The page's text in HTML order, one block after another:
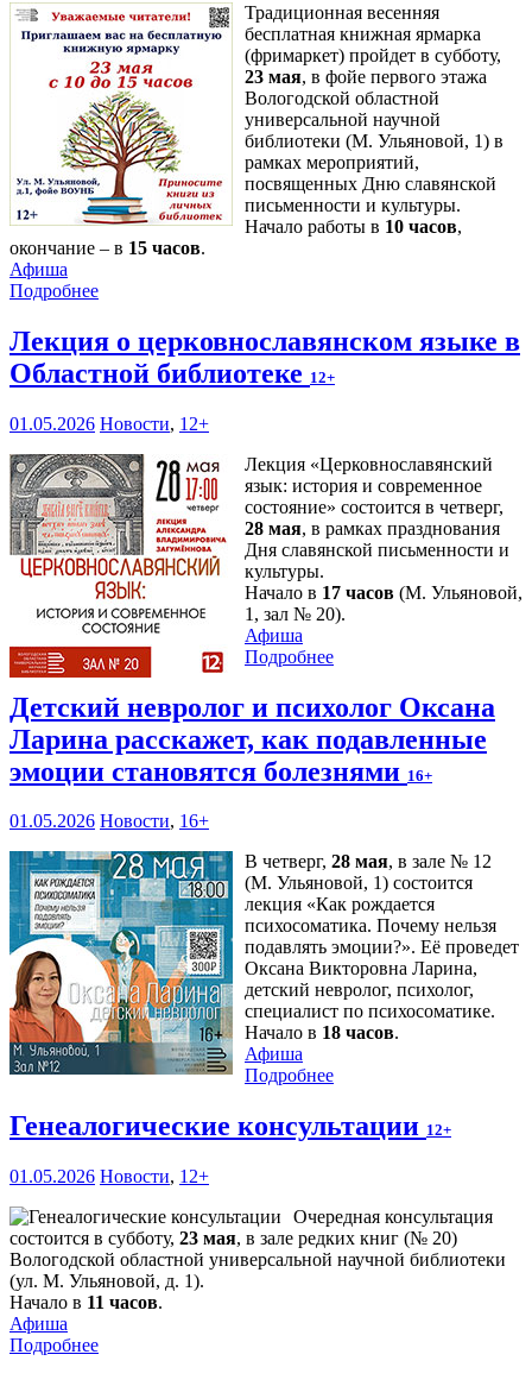
Традиционная весенняя
бесплатная книжная ярмарка
(фримаркет) пройдет в субботу,
23 мая, в фойе первого этажа
Вологодской областной
универсальной научной
библиотеки (М. Ульяновой, 1) в
рамках мероприятий,
посвященных Дню славянской
письменности и культуры.
Начало работы в 10 часов,
окончание – в 15 часов.
Афиша
Подробнее
Лекция о церковнославянском языке в
Областной библиотеке 12+
01.05.2026 Новости, 12+
Лекция «Церковнославянский
язык: история и современное
состояние» состоится в четверг,
28 мая, в рамках празднования
Дня славянской письменности и
культуры.
Начало в 17 часов (М. Ульяновой,
1, зал № 20).
Афиша
Подробнее
Детский невролог и психолог Оксана
Ларина расскажет, как подавленные
эмоции становятся болезнями 16+
01.05.2026 Новости, 16+
В четверг, 28 мая, в зале № 12
(М. Ульяновой, 1) состоится
лекция «Как рождается
психосоматика. Почему нельзя
подавлять эмоции?». Её проведет
Оксана Викторовна Ларина,
детский невролог, психолог,
специалист по психосоматике.
Начало в 18 часов.
Афиша
Подробнее
Генеалогические консультации 12+
01.05.2026 Новости, 12+
Очередная консультация
состоится в субботу, 23 мая, в зале редких книг (№ 20)
Вологодской областной универсальной научной библиотеки
(ул. М. Ульяновой, д. 1).
Начало в 11 часов.
Афиша
Подробнее